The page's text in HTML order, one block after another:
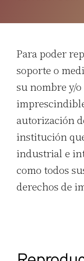
Para poder
soporte o
su nombre y/
autorización
institución
industrial e
como todos
derechos de